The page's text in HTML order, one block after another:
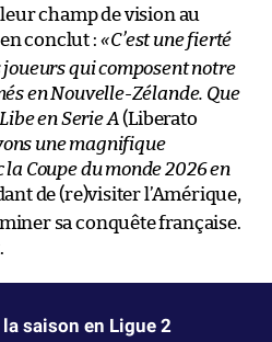
champ de vision au
conclut : «C’est une fierté
joueurs qui composent notre
en Nouvelle-Zélande. Que
en Serie A (Liberato
une magnifique
Coupe du monde 2026 en
de (re)visiter l’Amérique,
sa conquête française.
saison en Ligue 2